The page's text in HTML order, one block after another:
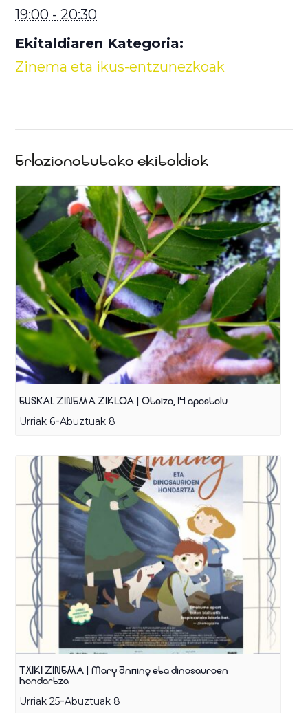
19:00 - 20:30
Ekitaldiaren Kategoria:
Zinema eta ikus-entzunezkoak
Erlazionatutako ekitaldiak
EUSKAL ZINEMA ZIKLOA | Oteiza, 14 apostolu
Urriak 6-Abuztuak 8
TXIKI ZINEMA | Mary Anning eta dinosauroen
hondartza
Urriak 25-Abuztuak 8